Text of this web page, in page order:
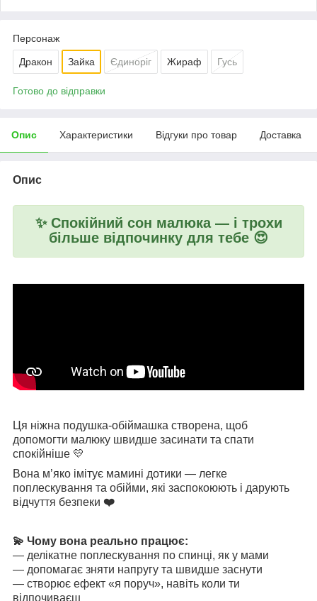
Персонаж
Дракон Зайка Єдиноріг Жираф Гусь
Готово до відправки
Опис Характеристики Відгуки про товар Доставка
Опис
✨ Спокійний сон малюка — і трохи
більше відпочинку для тебе 😍
Ця ніжна подушка-обіймашка створена, щоб
допомогти малюку швидше засинати та спати
спокійніше 💛
Вона м’яко імітує мамині дотики — легке
поплескування та обійми, які заспокоюють і дарують
відчуття безпеки ❤️
💫 Чому вона реально працює:
— делікатне поплескування по спинці, як у мами
— допомагає зняти напругу та швидше заснути
— створює ефект «я поруч», навіть коли ти
відпочиваєш